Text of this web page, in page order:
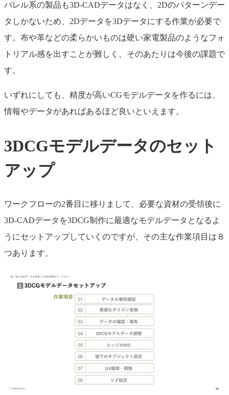
パレル系の製品も3D-CADデータはなく、2Dのパターンデー
タしかないため、2Dデータを3Dデータにする作業が必要で
す。布や革などの柔らかいものは硬い家電製品のようなフォ
トリアル感を出すことが難しく、そのあたりは今後の課題で
す。
いずれにしても、精度が高いCGモデルデータを作るには、
情報やデータがあればあるほど良いといえます。
3DCGモデルデータのセット
アップ
ワークフローの2番目に移りまして、必要な資材の受領後に
3D-CADデータを3DCG制作に最適なモデルデータとなるよ
うにセットアップしていくのですが、その主な作業項目は８
つあります。